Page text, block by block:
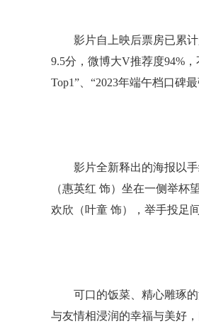
影片自上映后票房已累
9.5分，微博大V推荐度94%
Top1”、“2023年端午档口碑最
影片全新释出的海报以
（惠英红 饰）坐在一侧举
欢欣（叶童 饰），举手投足
可口的饭菜、精心雕琢
与友情相浸润的幸福与美好